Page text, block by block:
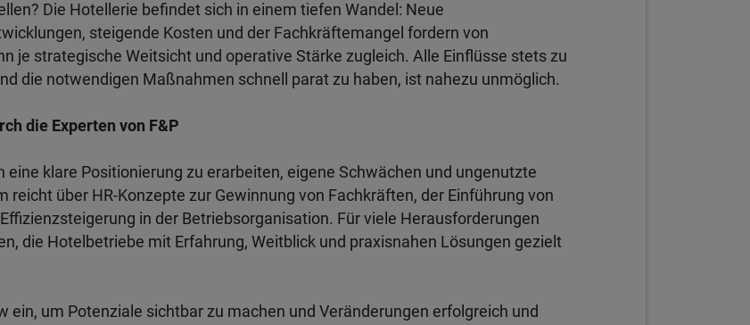
Die Hotellerie befindet sich in einem tiefen Wandel: Neue
steigende Kosten und der Fachkräftemangel fordern von
je strategische Weitsicht und operative Stärke zugleich. Alle Einflüsse stets zu
die notwendigen Maßnahmen schnell parat zu haben, ist nahezu unmöglich.
die Experten von F&P
eine klare Positionierung zu erarbeiten, eigene Schwächen und ungenutzte
reicht über HR-Konzepte zur Gewinnung von Fachkräften, der Einführung von
in der Betriebsorganisation. Für viele Herausforderungen
die Hotelbetriebe mit Erfahrung, Weitblick und praxisnahen Lösungen gezielt
ein, um Potenziale sichtbar zu machen und Veränderungen erfolgreich und